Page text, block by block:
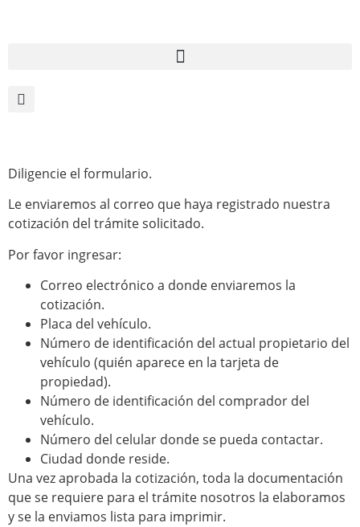
Diligencie el formulario.
Le enviaremos al correo que haya registrado nuestra
cotización del trámite solicitado.
Por favor ingresar:
Correo electrónico a donde enviaremos la
cotización.
Placa del vehículo.
Número de identificación del actual propietario del
vehículo (quién aparece en la tarjeta de
propiedad).
Número de identificación del comprador del
vehículo.
Número del celular donde se pueda contactar.
Ciudad donde reside.
Una vez aprobada la cotización, toda la documentación
que se requiere para el trámite nosotros la elaboramos
y se la enviamos lista para imprimir.